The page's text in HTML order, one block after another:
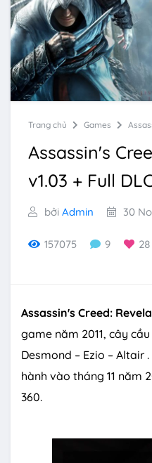
Trang chủ Games
Assassin's
v1.03 + Full
bởi Admin 30
157075 9 28
Assassin's Creed:
game năm 2011, cây
Desmond – Ezio – Altair
hành vào tháng 11 năm
360.